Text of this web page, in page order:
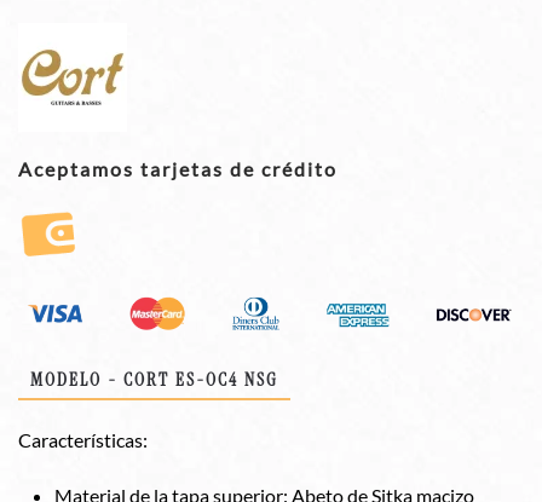
Aceptamos tarjetas de crédito
MODELO - CORT ES-OC4 NSG
Características:
Material de la tapa superior: Abeto de Sitka macizo